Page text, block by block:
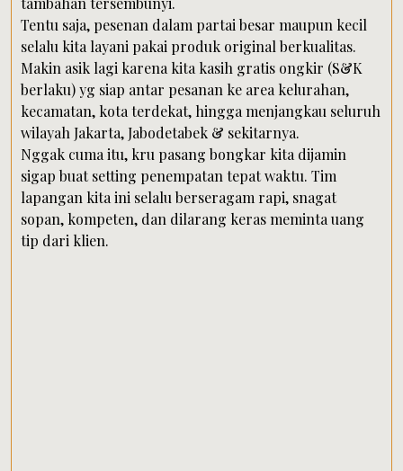
Tentu saja, pesenan dalam partai besar maupun kecil
selalu kita layani pakai produk original berkualitas.
Makin asik lagi karena kita kasih gratis ongkir (S&K
berlaku) yg siap antar pesanan ke area kelurahan,
kecamatan, kota terdekat, hingga menjangkau seluruh
wilayah Jakarta, Jabodetabek & sekitarnya.
Nggak cuma itu, kru pasang bongkar kita dijamin
sigap buat setting penempatan tepat waktu. Tim
lapangan kita ini selalu berseragam rapi, snagat
sopan, kompeten, dan dilarang keras meminta uang
tip dari klien.